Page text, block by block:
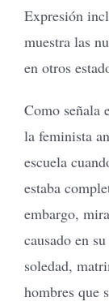
Expresión
muestra las
en otros
Como señala
la feminista
escuela
estaba
embargo,
causado en
soledad,
hombres que